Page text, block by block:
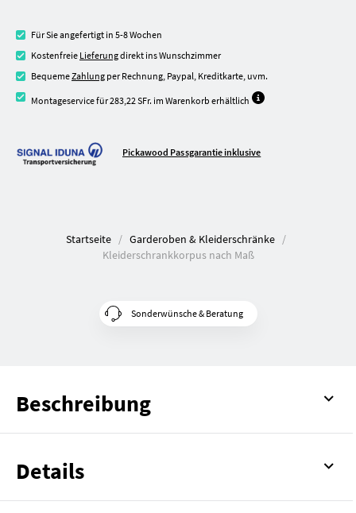
Für Sie angefertigt in 5-8 Wochen
Kostenfreie Lieferungdirekt ins Wunschzimmer
BequemeZahlung per Rechnung, Paypal, Kreditkarte, uvm.
Montageservice für 283,22 SFr. im Warenkorb erhältlich
Pickawood Passgarantie inklusive
Startseite
Garderoben & Kleiderschränke
Kleiderschrankkorpus nach Maß
Sonderwünsche & Beratung
Beschreibung
Details